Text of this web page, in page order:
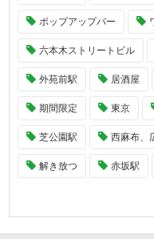
ポップアップバー
六本木ストリートビル
外苑前駅 居酒屋
期間限定 東京
芝公園駅 西麻布、
解き放つ 赤坂駅